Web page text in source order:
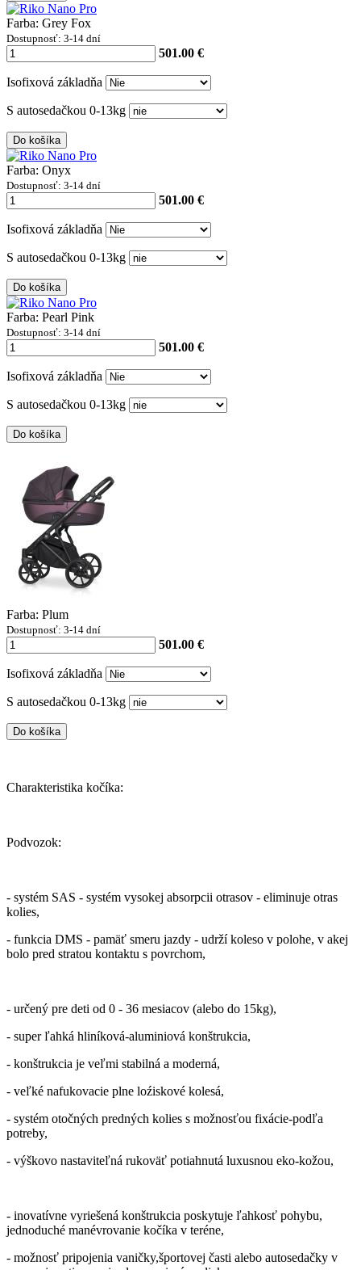
Farba: Grey Fox
Dostupnosť: 3-14 dní
501.00 €
Isofixová základňa
S autosedačkou 0-13kg
Do košíka
Farba: Onyx
Dostupnosť: 3-14 dní
501.00 €
Isofixová základňa
S autosedačkou 0-13kg
Do košíka
Farba: Pearl Pink
Dostupnosť: 3-14 dní
501.00 €
Isofixová základňa
S autosedačkou 0-13kg
Do košíka
Farba: Plum
Dostupnosť: 3-14 dní
501.00 €
Isofixová základňa
S autosedačkou 0-13kg
Do košíka
Charakteristika kočíka:
Podvozok:
- systém SAS - systém vysokej absorpcii otrasov - eliminuje otras
kolies,
- funkcia DMS - pamäť smeru jazdy - udrží koleso v polohe, v akej
bolo pred stratou kontaktu s povrchom,
- určený pre deti od 0 - 36 mesiacov (alebo do 15kg),
- super ľahká hliníková-aluminiová konštrukcia,
- konštrukcia je veľmi stabilná a moderná,
- veľké nafukovacie plne loźiskové kolesá,
- systém otočných predných kolies s možnosťou fixácie-podľa
potreby,
- výškovo nastaviteľná rukoväť potiahnutá luxusnou eko-kožou,
- inovatívne vyriešená konštrukcia poskytuje ľahkosť pohybu,
jednoduché manévrovanie kočíka v teréne,
- možnosť pripojenia vaničky,športovej časti alebo autosedačky v